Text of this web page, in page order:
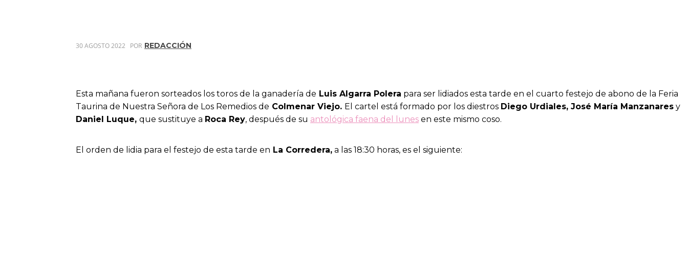
30 AGOSTO 2022 POR REDACCIÓN
Esta mañana fueron sorteados los toros de la ganadería de Luis Algarra Polera para ser lidiados esta tarde en el cuarto festejo de abono de la Feria
Taurina de Nuestra Señora de Los Remedios de Colmenar Viejo. El cartel está formado por los diestros Diego Urdiales, José María Manzanares y
Daniel Luque, que sustituye a Roca Rey, después de su antológica faena del lunes en este mismo coso.
El orden de lidia para el festejo de esta tarde en La Corredera, a las 18:30 horas, es el siguiente: